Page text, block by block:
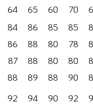
64
65 60 70
84 86 85 85
86
88 80 78
87
88 80 80
88 89 88 90
92
94 90 92